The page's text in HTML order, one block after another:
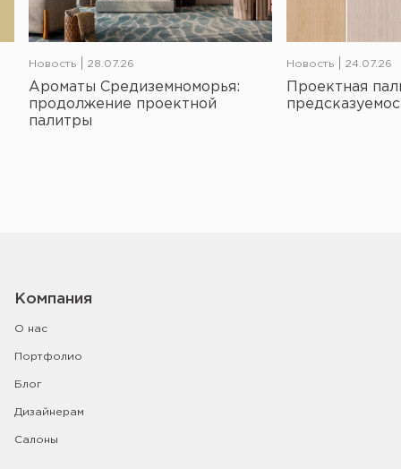
Новость 28.07.26
Ароматы Средиземноморья:
продолжение проектной
палитры
Новость 24.07.26
Проектная
Компания
О нас
Портфолио
Блог
Дизайнерам
Салоны